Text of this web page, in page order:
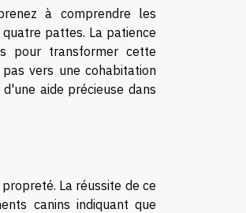
à comprendre les
pattes. La patience
pour transformer cette
vers une cohabitation
aide précieuse dans
La réussite de ce
canins indiquant que